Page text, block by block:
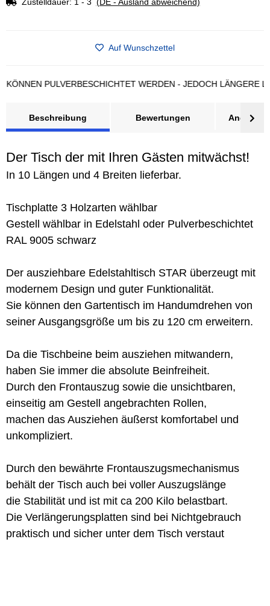
Zustelldauer: 1 - 3 (DE - Ausland abweichend)
Auf Wunschzettel
PULVERBESCHICHTET WERDEN - JEDOCH LÄNGERE
Beschreibung Bewertungen Angebot
Der Tisch der mit Ihren Gästen mitwächst!
In 10 Längen und 4 Breiten lieferbar.
Tischplatte 3 Holzarten wählbar
Gestell wählbar in Edelstahl oder Pulverbeschichtet
RAL 9005 schwarz
Der ausziehbare Edelstahltisch STAR überzeugt mit
modernem Design und guter Funktionalität.
Sie können den Gartentisch im Handumdrehen von
seiner Ausgangsgröße um bis zu 120 cm erweitern.
Da die Tischbeine beim ausziehen mitwandern,
haben Sie immer die absolute Beinfreiheit.
Durch den Frontauszug sowie die unsichtbaren,
einseitig am Gestell angebrachten Rollen,
machen das Ausziehen äußerst komfortabel und
unkompliziert.
Durch den bewährte Frontauszugsmechanismus
behält der Tisch auch bei voller Auszugslänge
die Stabilität und ist mit ca 200 Kilo belastbart.
Die Verlängerungsplatten sind bei Nichtgebrauch
praktisch und sicher unter dem Tisch verstaut